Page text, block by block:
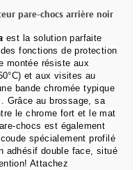
pare-chocs arrière noir
est la solution parfaite
fonctions de protection
montée résiste aux
et aux visites au
bande chromée typique
Grâce au brossage, sa
le chrome fort et le mat
chocs est également
spécialement profilé
adhésif double face, situé
Attachez